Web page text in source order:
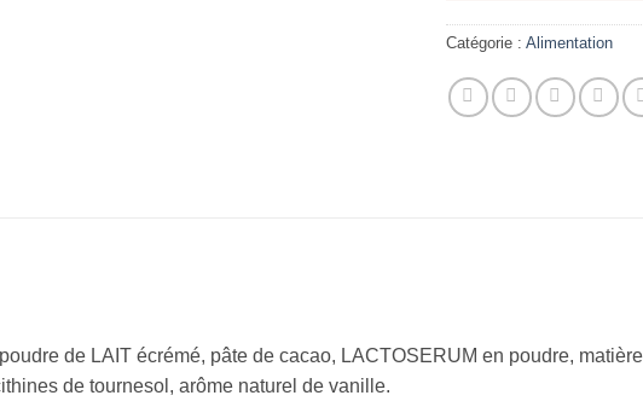
Catégorie : Alimentation
de LAIT écrémé, pâte de cacao, LACTOSERUM en poudre,
de tournesol, arôme naturel de vanille.